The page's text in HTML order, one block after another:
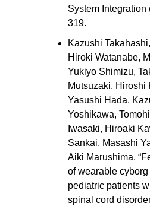
System Integration
319.
Kazushi
Hiroki Watanabe,
Yukiyo Shimizu,
Mutsuzaki, Hiroshi
Yasushi Hada,
Yoshikawa,
Iwasaki, Hiroaki
Sankai, Masashi
Aiki Marushima,
of wearable
pediatric patients
spinal cord